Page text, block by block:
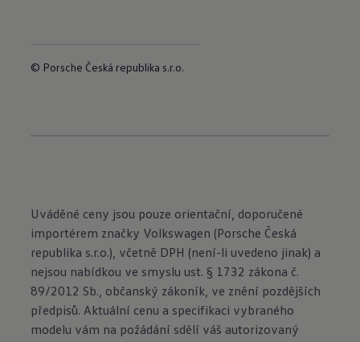
© Porsche Česká republika s.r.o.
Uváděné ceny jsou pouze orientační, doporučené
importérem značky Volkswagen (Porsche Česká
republika s.r.o.), včetně DPH (není-li uvedeno jinak) a
nejsou nabídkou ve smyslu ust. § 1732 zákona č.
89/2012 Sb., občanský zákoník, ve znění pozdějších
předpisů. Aktuální cenu a specifikaci vybraného
modelu vám na požádání sdělí váš autorizovaný